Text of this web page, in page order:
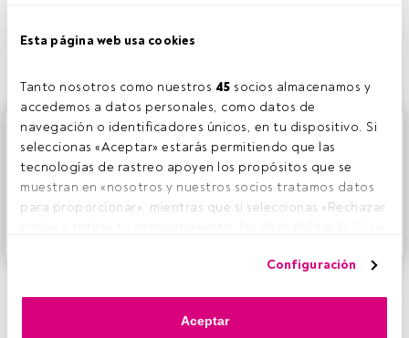
Esta página web usa cookies
Tanto nosotros como nuestros 45 socios almacenamos y
accedemos a datos personales, como datos de
navegación o identificadores únicos, en tu dispositivo. Si
seleccionas «Aceptar» estarás permitiendo que las
tecnologías de rastreo apoyen los propósitos que se
muestran en «nosotros y nuestros socios tratamos datos
para proporcionar», mientras que si seleccionas «Rechazar
anuncios que ves podrían dejar de ser relevantes para ti.
momento haciendo clic en el enlace «Preferencias de
Configuración
Aceptar
Este es un artículo exclusivo para los usuarios registrados
de FundsPeople. Si ya estás registrado, accede desde el
botón Login. Si aún no tienes cuenta, te invitamos a
registrarte y disfrutar de todo el universo que ofrece
FundsPeople.